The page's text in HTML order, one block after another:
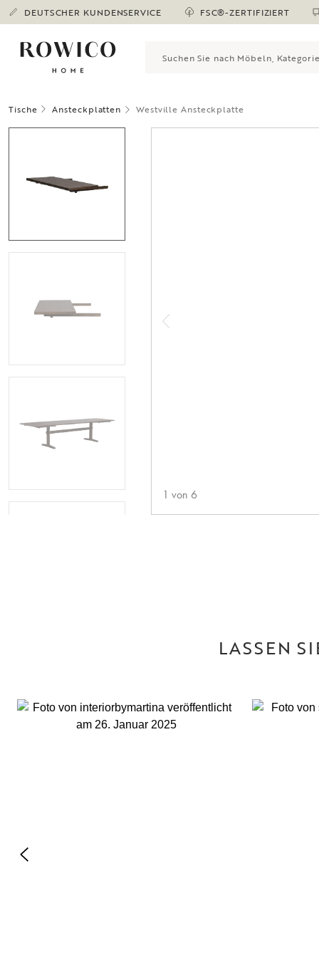
DEUTSCHER KUNDENSERVICE FSC®-ZERTIFIZIERT
Tische Ansteckplatten Westville Ansteckplatte
1 von 6
LASSEN